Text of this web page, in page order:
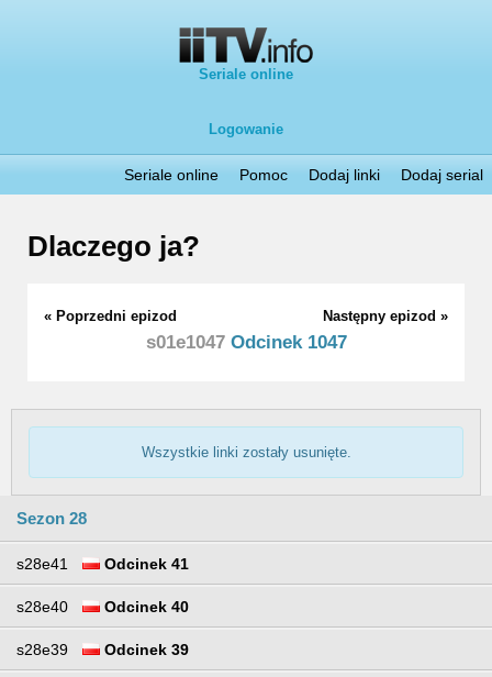
Seriale online
Logowanie
Seriale online Pomoc Dodaj linki Dodaj serial
Dlaczego ja?
« Poprzedni epizod Następny epizod »
s01e1047Odcinek 1047
Wszystkie linki zostały usunięte.
Sezon 28
s28e41 Odcinek 41
s28e40 Odcinek 40
s28e39 Odcinek 39